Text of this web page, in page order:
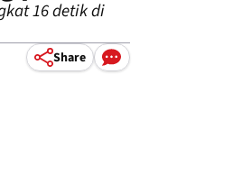
16 detik di
Share